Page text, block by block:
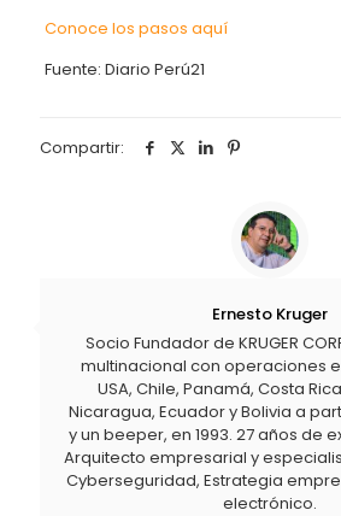
Conoce los pasos aquí
Fuente: Diario Perú21
Compartir:
Ernesto Kruger
Socio Fundador de KRUGER
multinacional con operaciones
USA, Chile, Panamá, Costa
Nicaragua, Ecuador y Bolivia a
y un beeper, en 1993. 27 años de
Arquitecto empresarial y
Cyberseguridad, Estrategia
electrónico.